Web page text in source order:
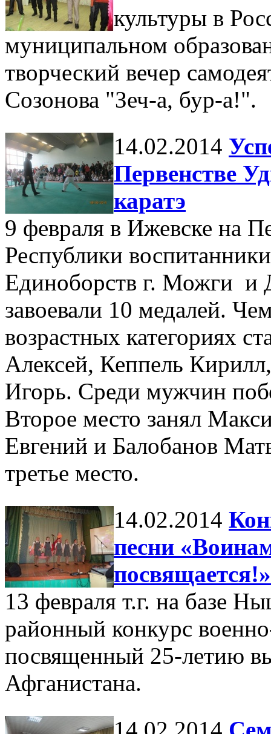
культуры в
муниципальном
творческий вечер
Созонова "Зеч-а, бур-а!".
14.02.2014
Первенстве
каратэ
9 февраля в Ижевске на
Республики
Единоборств г. Можги и
завоевали 10 медалей.
возрастных категориях
Алексей, Кеппель
Игорь. Среди мужчин
Второе место занял
Евгений и Балобанов
третье место.
14.02.2014
песни
посвящается!»
13 февраля т.г. на базе
районный конкурс
посвященный 25-летию
Афганистана.